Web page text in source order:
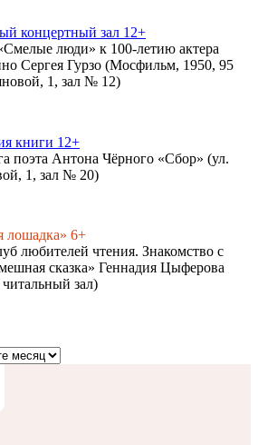
концертный зал 12+
люди» к 100-летию актера
Сергея Гурзо (Мосфильм, 1950, 95
1, зал № 12)
книги 12+
поэта Антона Чёрного «Сбор» (ул.
1, зал № 20)
лошадка» 6+
любителей чтения. Знакомство с
сказка» Геннадия Цыферова
зал)